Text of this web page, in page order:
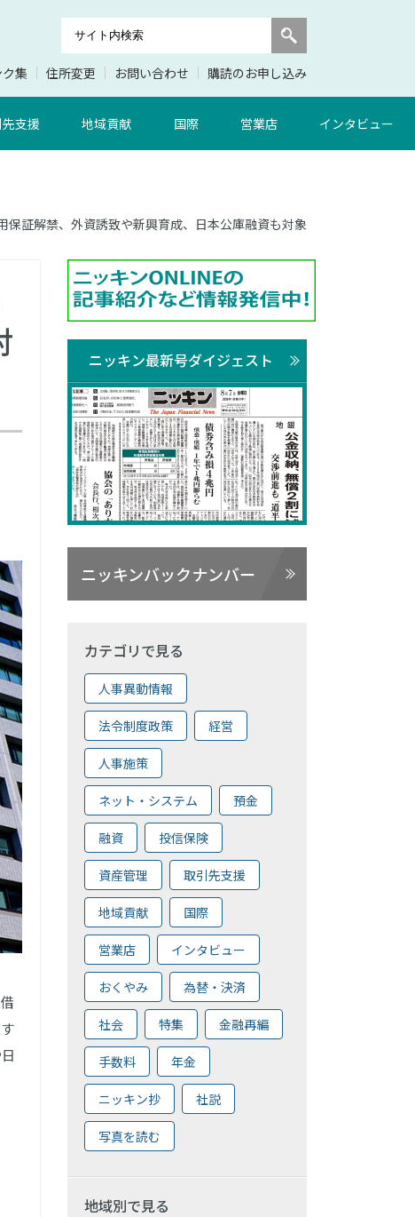
集 住所変更 お問い合わせ 購読のお申し込み
支援 地域貢献 国際 営業店 インタビュー
証解禁、外資誘致や新興育成、日本公庫融資も対象
ニッキン最新号ダイジェスト
ニッキンバックナンバー
カテゴリで見る
人事異動情報
法令制度政策 経営
人事施策
ネット・システム 預金
融資 投信保険
資産管理 取引先支援
地域貢献 国際
営業店 インタビュー
おくやみ 為替・決済
社会 特集 金融再編
手数料 年金
ニッキン抄 社説
写真を読む
地域別で見る